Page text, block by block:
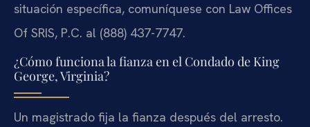
situación específica, comuníquese con Law Offices
Of SRIS, P.C. al (888) 437-7747.
¿Cómo funciona la fianza en el Condado de King
George, Virginia?
Un magistrado fija la fianza después del arresto.